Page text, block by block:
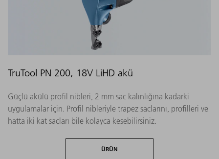
TruTool PN 200, 18V LiHD akü
Güçlü akülü profil nibleri, 2 mm sac kalınlığına kadarki
uygulamalar için. Profil nibleriyle trapez saclarını, profilleri ve
hatta iki kat sacları bile kolayca kesebilirsiniz.
ÜRÜN